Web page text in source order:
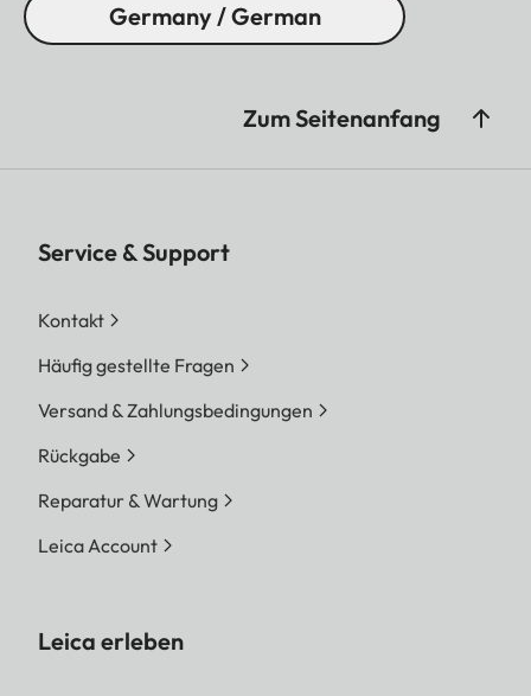
Germany / German
Zum Seitenanfang
Service & Support
Kontakt
Häufig gestellte Fragen
Versand & Zahlungsbedingungen
Rückgabe
Reparatur & Wartung
Leica Account
Leica erleben